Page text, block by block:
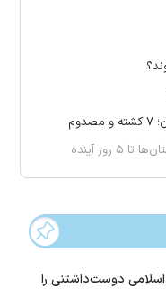
دوست‌داشتنی را